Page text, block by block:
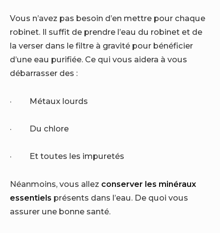
Vous n’avez pas besoin d’en mettre pour chaque
robinet. Il suffit de prendre l’eau du robinet et de
la verser dans le filtre à gravité pour bénéficier
d’une eau purifiée. Ce qui vous aidera à vous
débarrasser des :
· Métaux lourds
· Du chlore
· Et toutes les impuretés
Néanmoins, vous allez conserver les minéraux
essentiels présents dans l’eau. De quoi vous
assurer une bonne santé.